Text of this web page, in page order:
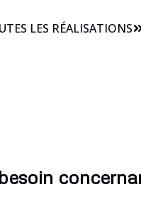
LES RÉALISATIONS